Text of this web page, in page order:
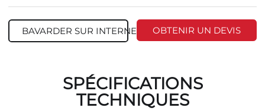
BAVARDER SUR INTERNET OBTENIR UN DEVIS
SPÉCIFICATIONS
TECHNIQUES